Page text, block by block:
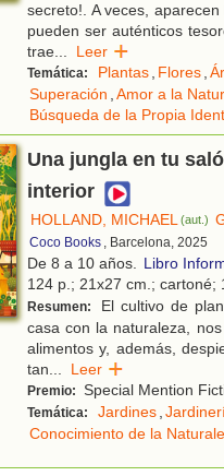
secreto!. A veces,
pueden ser auténticos
trae... Leer
Temática: Plantas, Flores,
Superación ,Amor a la
Búsqueda de la Propia
Una jungla en tu
interior
HOLLAND, MICHAEL(aut.)
Coco Books , Barcelona, 2025
De 8 a 10 años. Libro
124 p.; 21x27 cm.; cartoné;
Resumen:
El cultivo de
casa con la naturaleza,
alimentos y, además,
tan... Leer
Premio: Special Mention
Temática: Jardines,
Conocimiento de la